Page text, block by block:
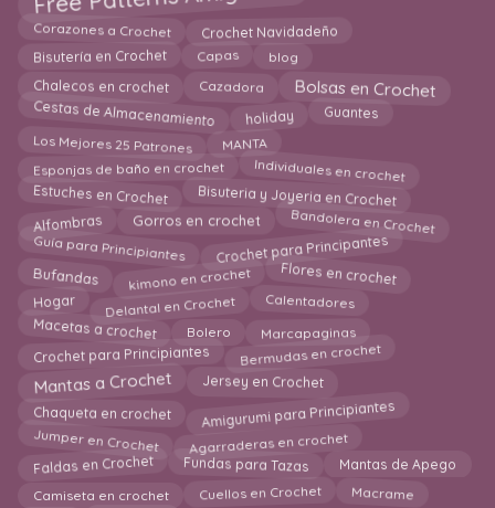
Corazones a Crochet Crochet Navidadeño
Bisutería en Crochet Capas blog
Chalecos en crochet Cazadora Bolsas en Crochet
Cestas de Almacenamiento holiday Guantes
Los Mejores 25 Patrones MANTA
Esponjas de baño en crochet Individuales en crochet
Estuches en Crochet Bisuteria y Joyeria en Crochet
Alfombras Gorros en crochet Bandolera en Crochet
Guía para Principiantes Crochet para Principantes
Bufandas kimono en crochet Flores en crochet
Hogar Delantal en Crochet Calentadores
Macetas a crochet Bolero Marcapaginas
Crochet para Principiantes Bermudas en crochet
Mantas a Crochet Jersey en Crochet
Chaqueta en crochet Amigurumi para Principiantes
Jumper en Crochet Agarraderas en crochet
Faldas en Crochet Fundas para Tazas
Mantas de Apego
Camiseta en crochet
Cuellos en Crochet Macrame